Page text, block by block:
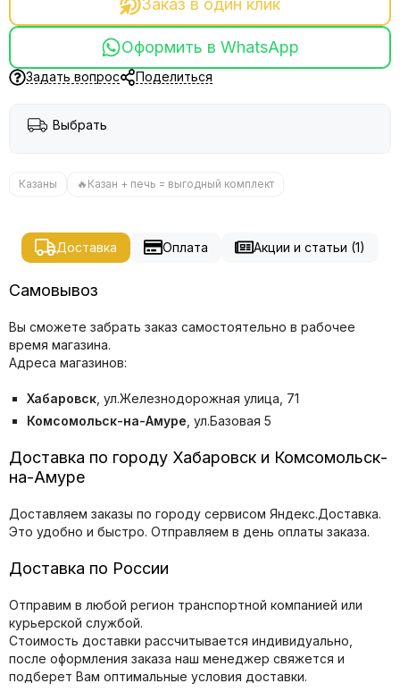
Заказ в один клик
Оформить в WhatsApp
Задать вопрос Поделиться
Выбрать
Казаны 🔥Казан + печь = выгодный комплект
Доставка Оплата Акции и статьи (1)
Самовывоз
Вы сможете забрать заказ самостоятельно в рабочее
время магазина.
Адреса магазинов:
Хабаровск , ул.Железнодорожная улица, 71
Комсомольск-на-Амуре , ул.Базовая 5
Доставка по городу Хабаровск и Комсомольск-
на-Амуре
Доставляем заказы по городу сервисом Яндекс.Доставка.
Это удобно и быстро. Отправляем в день оплаты заказа.
Доставка по России
Отправим в любой регион транспортной компанией или
курьерской службой.
Стоимость доставки рассчитывается индивидуально,
после оформления заказа наш менеджер свяжется и
подберет Вам оптимальные условия доставки.